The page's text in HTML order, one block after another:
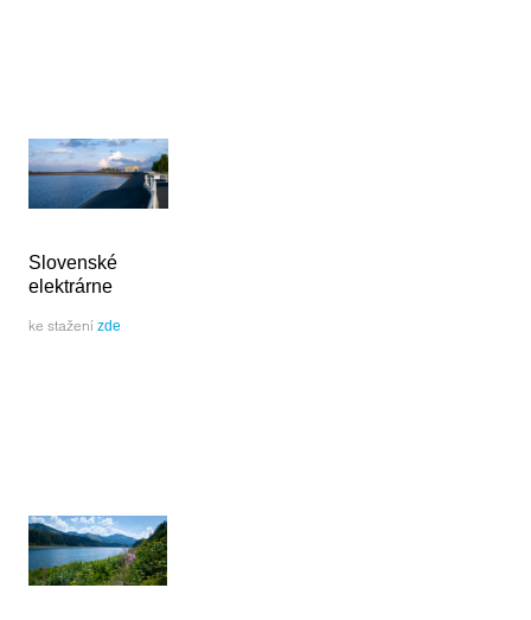
Slovenské
elektrárne
ke stažení zde